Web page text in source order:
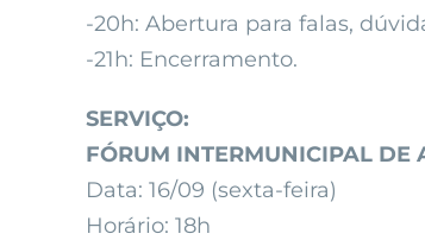
-20h: Abertura para falas,
-21h: Encerramento.
SERVIÇO:
FÓRUM INTERMUNICIPAL DE
Data: 16/09 (sexta-feira)
Horário: 18h